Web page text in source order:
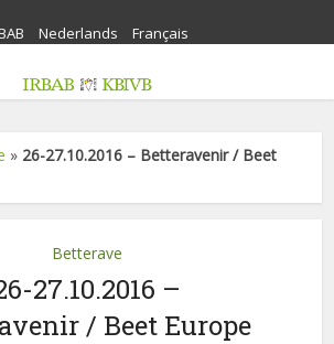
Nederlands Français
» 26-27.10.2016 – Betteravenir / Beet
Betterave
27.10.2016 –
/ Beet Europe